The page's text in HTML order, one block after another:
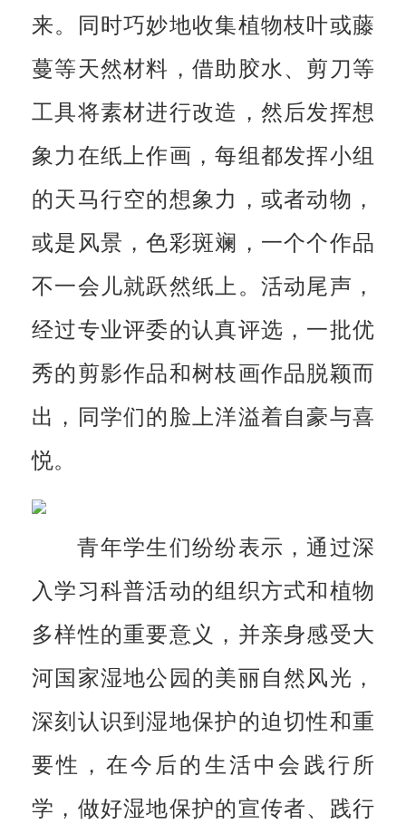
来。同时巧妙地收集植物枝叶或藤
蔓等天然材料，借助胶水、剪刀等
工具将素材进行改造，然后发挥想
象力在纸上作画，每组都发挥小组
的天马行空的想象力，或者动物，
或是风景，色彩斑斓，一个个作品
不一会儿就跃然纸上。活动尾声，
经过专业评委的认真评选，一批优
秀的剪影作品和树枝画作品脱颖而
出，同学们的脸上洋溢着自豪与喜
悦。
青年学生们纷纷表示，通过深
入学习科普活动的组织方式和植物
多样性的重要意义，并亲身感受大
河国家湿地公园的美丽自然风光，
深刻认识到湿地保护的迫切性和重
要性，在今后的生活中会践行所
学，做好湿地保护的宣传者、践行